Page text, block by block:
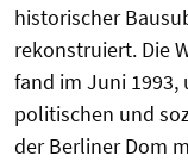
historischer
rekonstruiert. Die
fand im Juni
politischen und
der Berliner Dom